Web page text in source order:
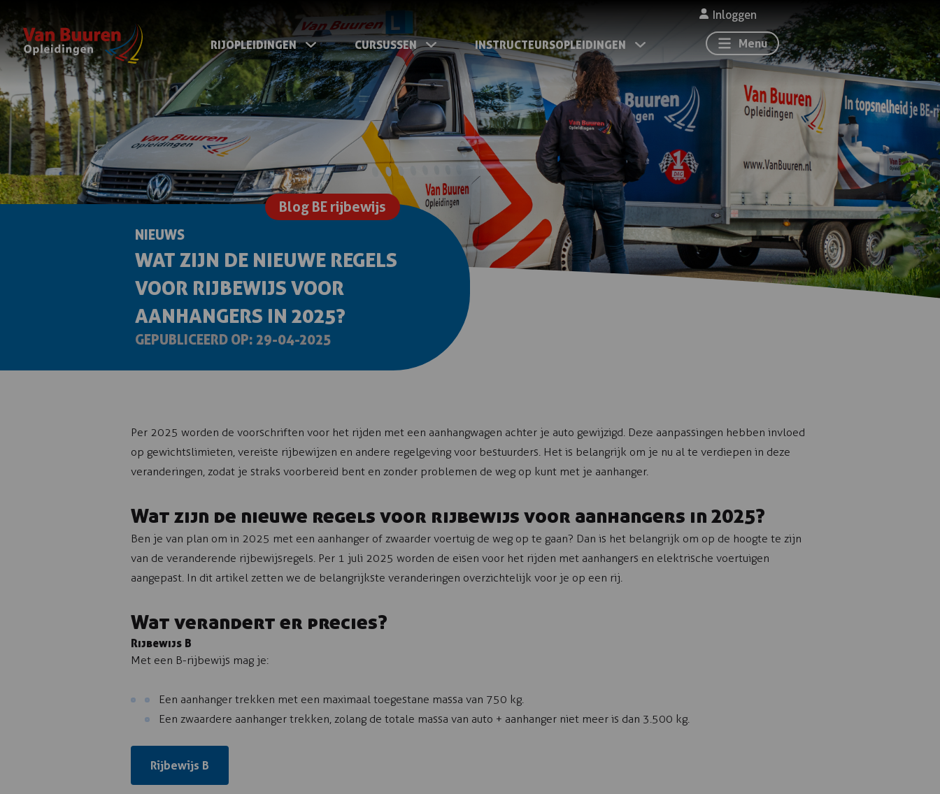
RIJOPLEIDINGEN CURSUSSEN INSTRUCTEURSOPLEIDINGEN
Inloggen
Menu
Blog BE rijbewijs
NIEUWS
WAT ZIJN DE NIEUWE REGELS
VOOR RIJBEWIJS VOOR
AANHANGERS IN 2025?
GEPUBLICEERD OP: 29-04-2025
Per 2025 worden de voorschriften voor het rijden met een aanhangwagen achter je auto gewijzigd. Deze aanpassingen hebben invloed
op gewichtslimieten, vereiste rijbewijzen en andere regelgeving voor bestuurders. Het is belangrijk om je nu al te verdiepen in deze
veranderingen, zodat je straks voorbereid bent en zonder problemen de weg op kunt met je aanhanger.
Wat zijn de nieuwe regels voor rijbewijs voor aanhangers in 2025?
Ben je van plan om in 2025 met een aanhanger of zwaarder voertuig de weg op te gaan? Dan is het belangrijk om op de hoogte te zijn
van de veranderende rijbewijsregels. Per 1 juli 2025 worden de eisen voor het rijden met aanhangers en elektrische voertuigen
aangepast. In dit artikel zetten we de belangrijkste veranderingen overzichtelijk voor je op een rij.
Wat verandert er precies?
Rijbewijs B
Met een B-rijbewijs mag je:
Een aanhanger trekken met een maximaal toegestane massa van 750 kg.
Een zwaardere aanhanger trekken, zolang de totale massa van auto + aanhanger niet meer is dan 3.500 kg.
Rijbewijs B